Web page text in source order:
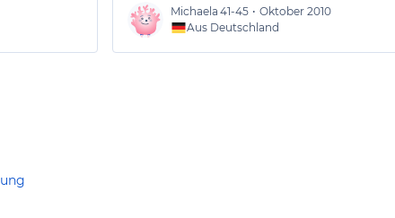
Michaela 41-45 • Oktober 2010
Aus Deutschland